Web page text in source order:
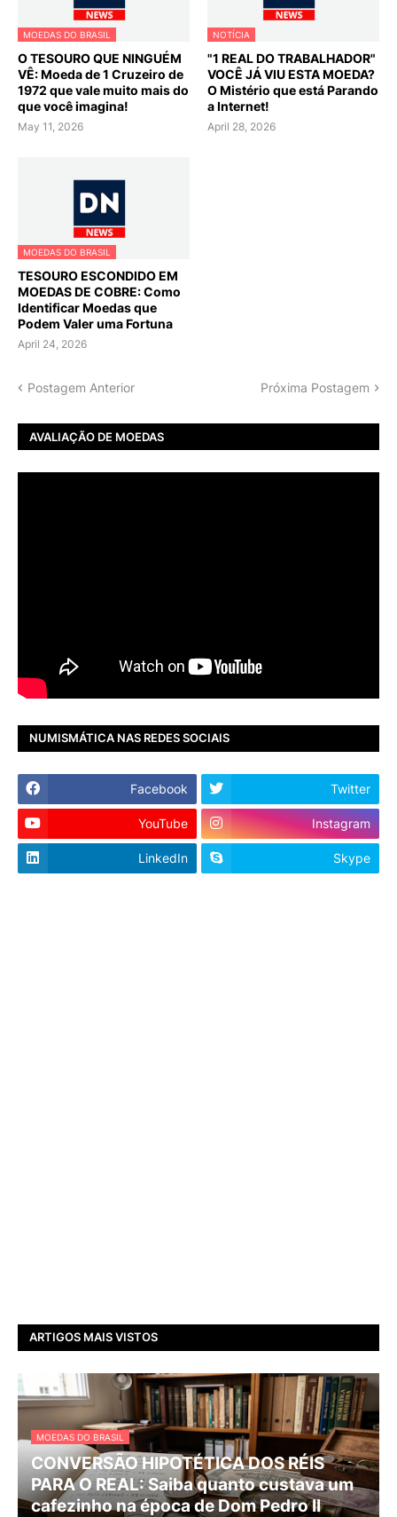
MOEDAS DO BRASIL
O TESOURO QUE NINGUÉM
VÊ: Moeda de 1 Cruzeiro de
1972 que vale muito mais do
que você imagina!
May 11, 2026
NOTÍCIA
"1 REAL DO TRABALHADOR"
VOCÊ JÁ VIU ESTA MOEDA?
O Mistério que está Parando
a Internet!
April 28, 2026
MOEDAS DO BRASIL
TESOURO ESCONDIDO EM
MOEDAS DE COBRE: Como
Identificar Moedas que
Podem Valer uma Fortuna
April 24, 2026
Postagem Anterior Próxima Postagem
AVALIAÇÃO DE MOEDAS
NUMISMÁTICA NAS REDES SOCIAIS
Facebook Twitter
YouTube Instagram
LinkedIn Skype
ARTIGOS MAIS VISTOS
MOEDAS DO BRASIL
CONVERSÃO HIPOTÉTICA DOS RÉIS
PARA O REAL: Saiba quanto custava um
cafezinho na época de Dom Pedro II